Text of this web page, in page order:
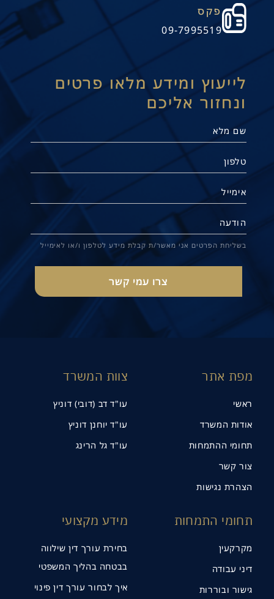
דין דוניץ ושות':
שלכם לליקויי בניה
פקס
09-7995519
לייעוץ ומידע מלאו פרטים
ונחזור אליכם
בשליחת הפרטים אני מאשר/ת קבלת מידע לטלפון ו/או לאימייל
מפת אתר
ראשי
אודות המשרד
תחומי ההתמחות
צור קשר
הצהרת נגישות
צוות המשרד
עו"ד דב (דובי) דוניץ
עו"ד יוחנן דוניץ
עו"ד גל הרינג
תחומי התמחות
מקרקעין
דיני עבודה
גישור ובוררות
מידע מקצועי
בחירת עורך דין שילווה
בבטחה בהליך המשפטי
איך לבחור עורך דין פינוי